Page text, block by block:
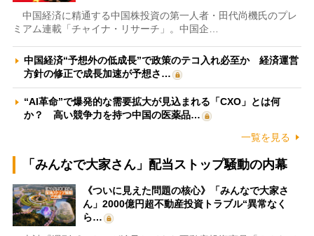
中国経済に精通する中国株投資の第一人者・田代尚機氏のプレ
ミアム連載「チャイナ・リサーチ」。中国企…
中国経済“予想外の低成長”で政策のテコ入れ必至か 経済運営
方針の修正で成長加速が予想さ…
“AI革命”で爆発的な需要拡大が見込まれる「CXO」とは何
か？ 高い競争力を持つ中国の医薬品…
一覧を見る
「みんなで大家さん」配当ストップ騒動の内幕
《ついに見えた問題の核心》「みんなで大家さ
ん」2000億円超不動産投資トラブル“異常なく
ら…